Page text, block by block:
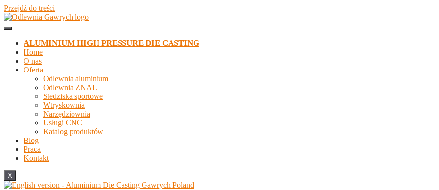
Przejdź do treści
ALUMINIUM HIGH PRESSURE DIE CASTING
Home
O nas
Oferta
Odlewnia aluminium
Odlewnia ZNAL
Siedziska sportowe
Wtryskownia
Narzędziownia
Usługi CNC
Katalog produktów
Blog
Praca
Kontakt
X